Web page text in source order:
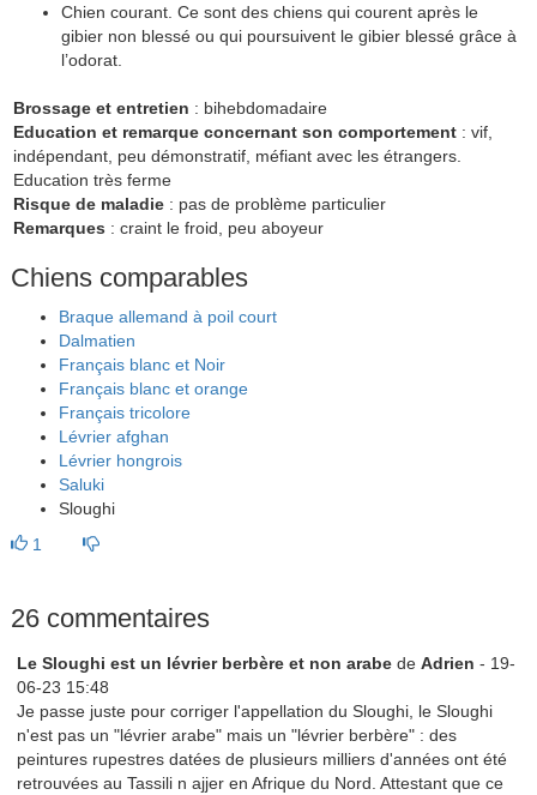
Chien courant. Ce sont des chiens qui courent après le
gibier non blessé ou qui poursuivent le gibier blessé grâce à
l’odorat.
Brossage et entretien : bihebdomadaire
Education et remarque concernant son comportement: vif,
indépendant, peu démonstratif, méfiant avec les étrangers.
Education très ferme
Risque de maladie: pas de problème particulier
Remarques : craint le froid, peu aboyeur
Chiens comparables
Braque allemand à poil court
Dalmatien
Français blanc et Noir
Français blanc et orange
Français tricolore
Lévrier afghan
Lévrier hongrois
Saluki
Sloughi
1
26 commentaires
Le Sloughi est un lévrier berbère et non arabede Adrien - 19-
06-23 15:48
Je passe juste pour corriger l'appellation du Sloughi, le Sloughi
n'est pas un "lévrier arabe" mais un "lévrier berbère" : des
peintures rupestres datées de plusieurs milliers d'années ont été
retrouvées au Tassili n ajjer en Afrique du Nord. Attestant que ce